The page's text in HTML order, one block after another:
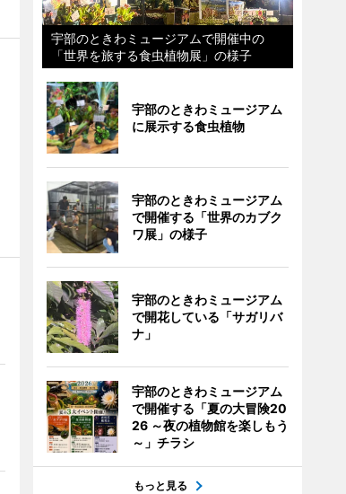
宇部のときわミュージアムで開催中の
「世界を旅する食虫植物展」の様子
宇部のときわミュージアム
に展示する食虫植物
宇部のときわミュージアム
で開催する「世界のカブク
ワ展」の様子
宇部のときわミュージアム
で開花している「サガリバ
ナ」
宇部のときわミュージアム
で開催する「夏の大冒険20
26 ～夜の植物館を楽しもう
～」チラシ
もっと見る